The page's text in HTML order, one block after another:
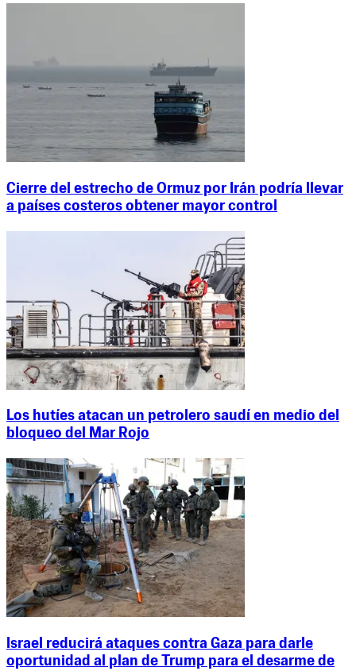
Cierre del estrecho de Ormuz por Irán podría llevar
a países costeros obtener mayor control
Los hutíes atacan un petrolero saudí en medio del
bloqueo del Mar Rojo
Israel reducirá ataques contra Gaza para darle
oportunidad al plan de Trump para el desarme de